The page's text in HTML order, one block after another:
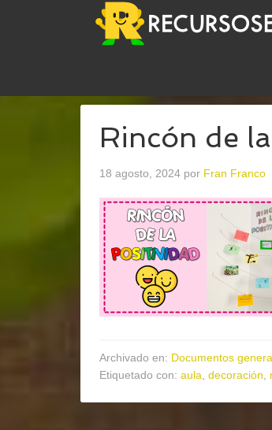
Rincón de
18 agosto, 2024 por Fran Franco
Archivado en: Documentos
Etiquetado con: aula decoración